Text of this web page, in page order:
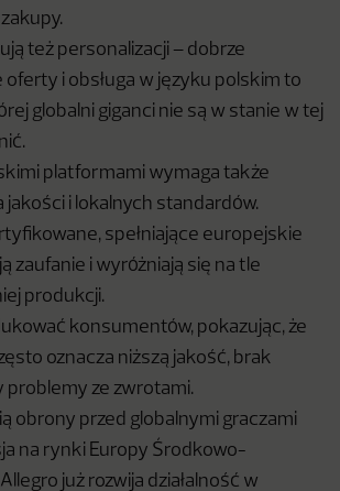
też personalizacji – dobrze
i obsługa w języku polskim to
globalni giganci nie są w stanie w tej
platformami wymaga także
i lokalnych standardów.
spełniające europejskie
zaufanie i wyróżniają się na tle
produkcji.
konsumentów, pokazując, że
oznacza niższą jakość, brak
problemy ze zwrotami.
obrony przed globalnymi graczami
na rynki Europy Środkowo-
już rozwija działalność w